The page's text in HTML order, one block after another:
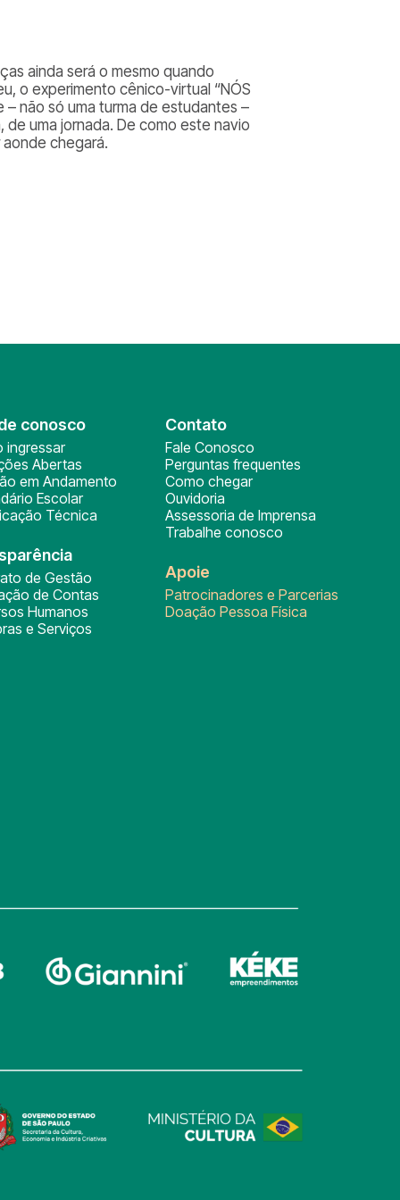
ainda será o mesmo quando
o experimento cênico-virtual “NÓS
– não só uma turma de estudantes –
de uma jornada. De como este navio
chegará.
conosco
ingressar
Abertas
em Andamento
Escolar
Técnica
de Gestão
de Contas
Humanos
e Serviços
Contato
Fale Conosco
Perguntas frequentes
Como chegar
Ouvidoria
Assessoria de Imprensa
Trabalhe conosco
Apoie
Patrocinadores e Parcerias
Doação Pessoa Física